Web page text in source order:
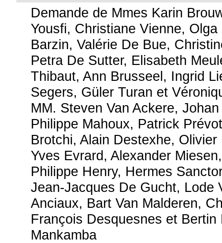
Demande de Mmes Karin
Yousfi, Christiane Vienne, Olga
Barzin, Valérie De Bue,
Petra De Sutter, Elisabeth
Thibaut, Ann Brusseel, Ingrid
Segers, Güler Turan et
MM. Steven Van Ackere,
Philippe Mahoux, Patrick
Brotchi, Alain Destexhe,
Yves Evrard, Alexander
Philippe Henry, Hermes
Jean-Jacques De Gucht, Lode
Anciaux, Bart Van Malderen,
François Desquesnes et Bertin
Mankamba